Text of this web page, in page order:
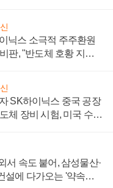
닉스 소극적 주주환원
판, "반도체 호황 지속
SK하이닉스 중국 공장
체 장비 시험, 미국 수출
서 속도 붙어, 삼성물산·
설에 다가오는 '약속의